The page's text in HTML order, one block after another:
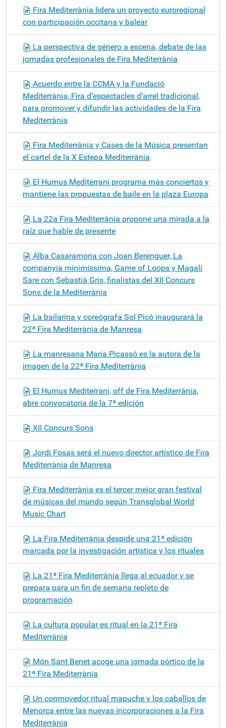
Fira Mediterrània lidera un proyecto euroregional
con participación occitana y balear
La perspectiva de género a escena, debate de las
jornadas profesionales de Fira Mediterrània
Acuerdo entre la CCMA y la Fundació
Mediterrània, Fira d’espectacles d’arrel tradicional,
para promover y difundir las actividades de la Fira
Mediterrània
Fira Mediterrània y Cases de la Música presentan
el cartel de la X Estepa Mediterrània
El Humus Mediterrani programa más conciertos y
mantiene las propuestas de baile en la plaza Europa
La 22a Fira Mediterrània propone una mirada a la
raíz que hable de presente
Alba Casaramona con Joan Berenguer, La
companyia minimíssima, Game of Loops y Magalí
Sare con Sebastià Gris, finalistas del XII Concurs
Sons de la Mediterrània
La bailarina y coreógrafa Sol Picó inaugurará la
22ª Fira Mediterrània de Manresa
La manresana Maria Picassó es la autora de la
imagen de la 22ª Fira Mediterrània
El Humus Mediterrani, off de Fira Mediterrània,
abre convocatoria de la 7ª edición
XII Concurs Sons
Jordi Fosas será el nuevo director artístico de Fira
Mediterrània de Manresa
Fira Mediterrània es el tercer mejor gran festival
de músicas del mundo según Transglobal World
Music Chart
La Fira Mediterrània despide una 21ª edición
marcada por la investigación artística y los rituales
La 21ª Fira Mediterrània llega al ecuador y se
prepara para un fin de semana repleto de
programación
La cultura popular es ritual en la 21ª Fira
Mediterrània
Món Sant Benet acoge una jornada pórtico de la
21ª Fira Mediterrània
Un conmovedor ritual mapuche y los caballos de
Menorca entre las nuevas incorporaciones a la Fira
Mediterrània